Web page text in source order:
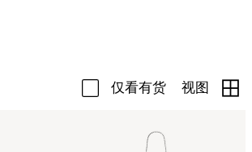
仅看有货 视图